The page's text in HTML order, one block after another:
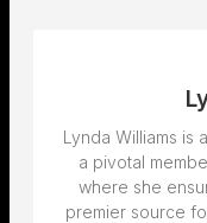
Lynda Williams is
a pivotal
where she
premier source